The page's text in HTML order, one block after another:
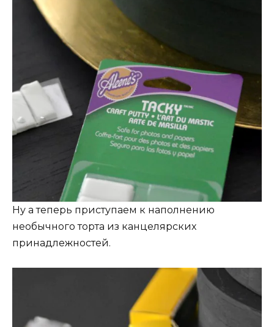
Ну а теперь приступаем к наполнению
необычного торта из канцелярских
принадлежностей.